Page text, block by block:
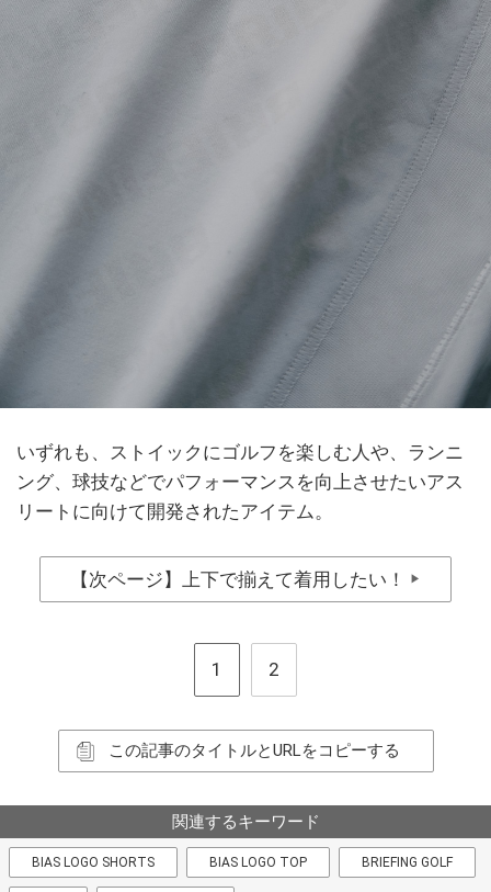
いずれも、ストイックにゴルフを楽しむ人や、ランニ
ング、球技などでパフォーマンスを向上させたいアス
リートに向けて開発されたアイテム。
【次ページ】上下で揃えて着用したい！ ▶
1 2
この記事のタイトルとURLをコピーする
関連するキーワード
BIAS LOGO SHORTS BIAS LOGO TOP BRIEFING GOLF